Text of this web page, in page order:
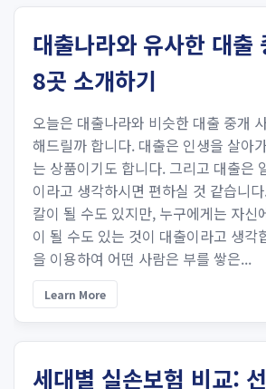
대출나라와 유사한 대출
8곳 소개하기
오늘은 대출나라와 비슷한 대출 중개
해드릴까 합니다. 대출은 인생을 살아
는 상품이기도 합니다. 그리고 대출은
이라고 생각하시면 편하실 것 같습니
칼이 될 수도 있지만, 누구에게는 자신
이 될 수도 있는 것이 대출이라고 생각
을 이용하여 어떤 사람은 부를 쌓은...
Learn More
세대별 실손보험 비교: